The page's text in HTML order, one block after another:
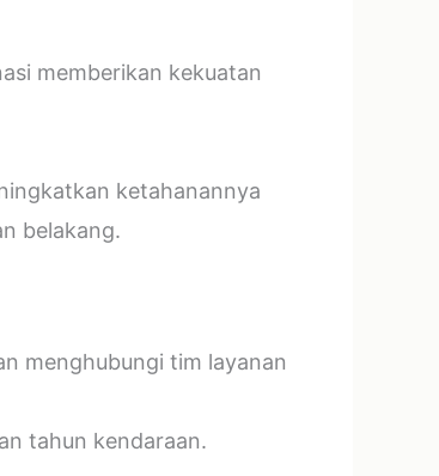
memberikan kekuatan
ketahanannya
belakang.
menghubungi tim layanan
tahun kendaraan.